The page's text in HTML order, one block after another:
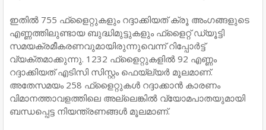
ഇതിൽ 755 ഫ്‌ളൈറ്റുകളും റദ്ദാക്കിയത് ക്രൂ അംഗങ്ങളുടെ
എണ്ണത്തിലുണ്ടായ ബുദ്ധിമുട്ടുകളും ഫ്‌ളൈറ്റ് ഡ്യൂട്ടി
സമയക്രമീകരണവുമായിരുന്നുവെന്ന് റിപ്പോർട്ട്
വ്യക്തമാക്കുന്നു. 1232 ഫ്‌ളൈറ്റുകളിൽ 92 എണ്ണം
റദ്ദാക്കിയത് എടിസി സിസ്റ്റം ഫെയ്‌ല്യർ മൂലമാണ്.
അതേസമയം 258 ഫ്‌ളൈറ്റുകൾ റദ്ദാക്കാൻ കാരണം
വിമാനത്താവളത്തിലെ അല്ലെങ്കിൽ വ്യോമപാതയുമായി
ബന്ധപ്പെട്ട നിയന്ത്രണങ്ങൾ മൂലമാണ്.